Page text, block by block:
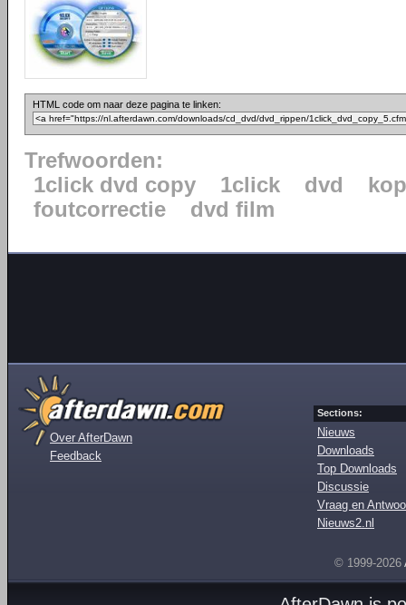
HTML code om naar deze pagina te linken:
Trefwoorden:
1click dvd copy
1click dvd
foutcorrectie
dvd film
Over AfterDawn
Feedback
Sections:
Nieuws
Downloads
Top Downloads
Discussie
Vraag en
Nieuws2.nl
© 1999-2026